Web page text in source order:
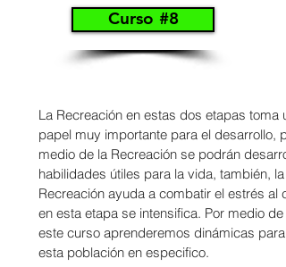
Curso #8
La Recreación en estas dos etapas toma
papel muy importante para el desarrollo,
medio de la Recreación se podrán
habilidades útiles para la vida, también, la
Recreación ayuda a combatir el estrés al
en esta etapa se intensifica. Por medio de
este curso aprenderemos dinámicas para
esta población en especifico.